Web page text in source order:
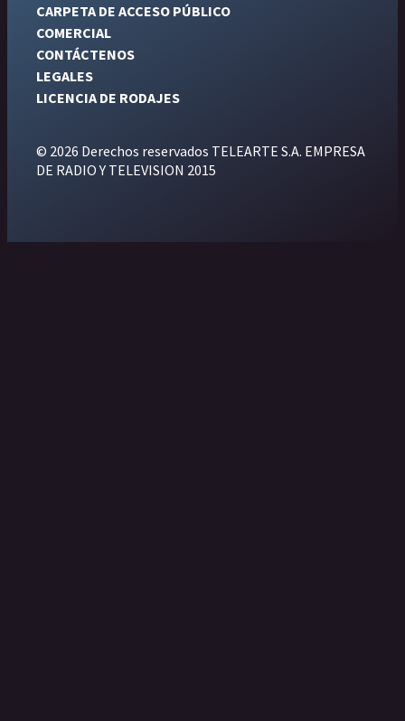
CARPETA DE ACCESO PÚBLICO
COMERCIAL
CONTÁCTENOS
LEGALES
LICENCIA DE RODAJES
© 2026 Derechos reservados TELEARTE S.A. EMPRESA
DE RADIO Y TELEVISION 2015